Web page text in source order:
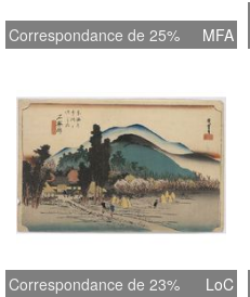
Correspondance de 25% MFA
Correspondance de 23% LoC